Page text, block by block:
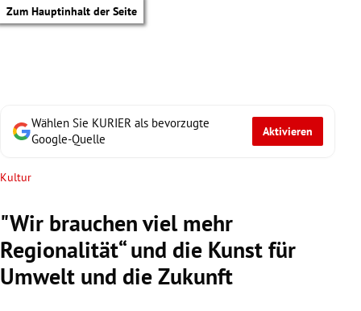
Zum Hauptinhalt der Seite
Wählen Sie KURIER als bevorzugte
Google-Quelle
Aktivieren
Kultur
"Wir brauchen viel mehr
Regionalität“ und die Kunst für
Umwelt und die Zukunft